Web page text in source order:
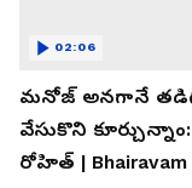
మనోజ్ అనగానే
వేసుకొని
రోహిత్ | Bhairavam
02:06